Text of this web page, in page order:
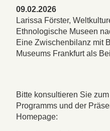
09.02.2026
Larissa Förster,
Ethnologische Museen
Eine Zwischenbilanz mit
Museums Frankfurt als
Bitte konsultieren Sie
Programms und der
Homepage: